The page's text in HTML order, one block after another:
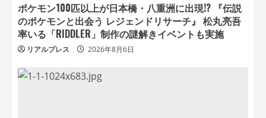
ポケモン100匹以上が日本橋・八重洲に出現!? 『伝説
のポケモンと出会う レジェンドリサーチ』 松丸亮吾
率いる「RIDDLER」制作の謎解きイベントも実施
リアルプレス 2026年8月6日